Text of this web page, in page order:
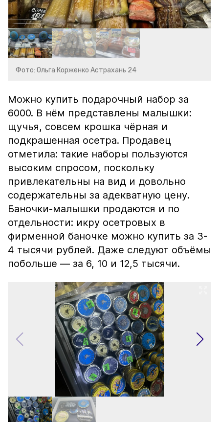
Фото: Ольга Корженко Астрахань 24
Можно купить подарочный набор за
6000. В нём представлены малышки:
щучья, совсем крошка чёрная и
подкрашенная осетра. Продавец
отметила: такие наборы пользуются
высоким спросом, поскольку
привлекательны на вид и довольно
содержательны за адекватную цену.
Баночки-малышки продаются и по
отдельности: икру осетровых в
фирменной баночке можно купить за 3-
4 тысячи рублей. Даже следуют объёмы
побольше — за 6, 10 и 12,5 тысячи.